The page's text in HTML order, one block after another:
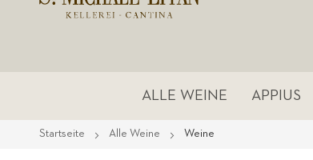
ALLE WEINE APPIUS
Startseite Alle Weine Weine